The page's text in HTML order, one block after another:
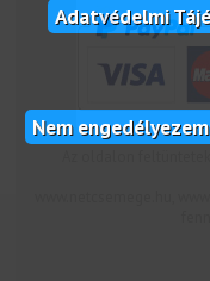
Adatvédelmi
Nem engedélyezem
Az oldalon